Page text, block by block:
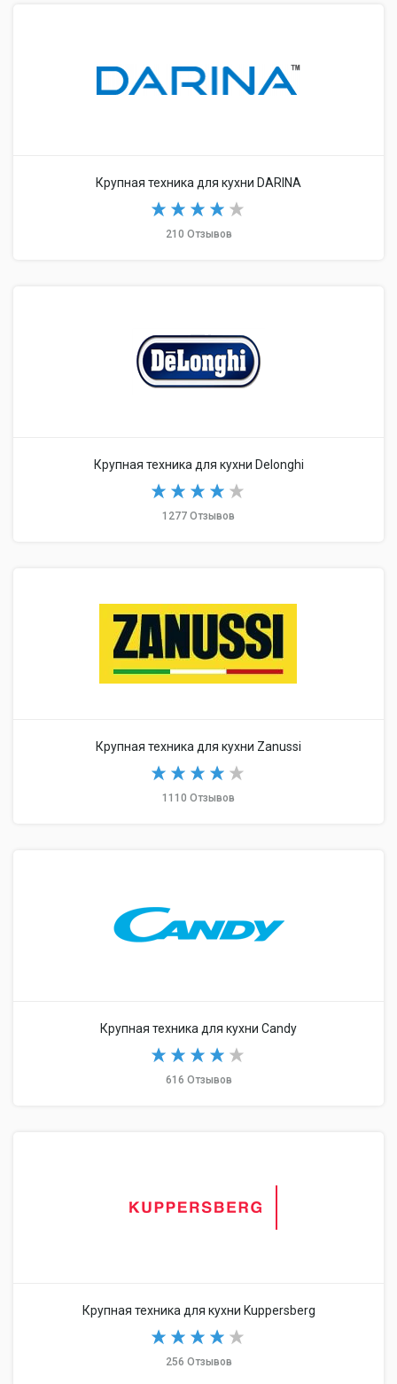
Крупная техника для кухни DARINA
210 Отзывов
Крупная техника для кухни Delonghi
1277 Отзывов
Крупная техника для кухни Zanussi
1110 Отзывов
Крупная техника для кухни Candy
616 Отзывов
Крупная техника для кухни Kuppersberg
256 Отзывов